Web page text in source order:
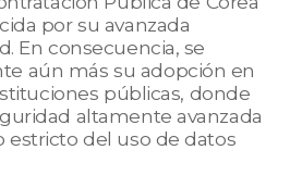
por su avanzada
En consecuencia, se
aún más su adopción en
públicas, donde
altamente avanzada
del uso de datos